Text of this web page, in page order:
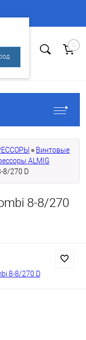
0
Винтовые
ALMIG
8/270 D
8-8/270